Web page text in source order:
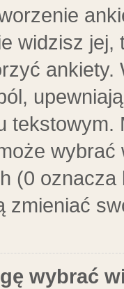
widzisz
ankiety.
(0
wybrać